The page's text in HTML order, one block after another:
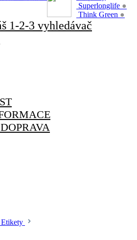
Superlonglife ●
Think Green ●
1-2-3 vyhledávač